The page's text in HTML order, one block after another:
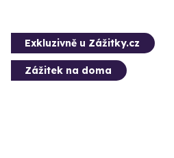
Exkluzivně u Zážitky.cz
Zážitek na doma